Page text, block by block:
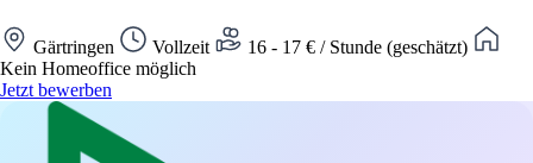
Gärtringen Vollzeit
16 - 17 € / Stunde (geschätzt)
Kein Homeoffice möglich
Jetzt bewerben